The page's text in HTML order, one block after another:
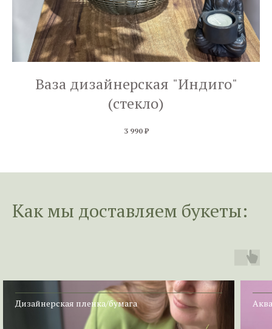
Ваза дизайнерская "Индиго"
(стекло)
3 990 ₽
Как мы доставляем букеты:
Дизайнерская пленка/бумага